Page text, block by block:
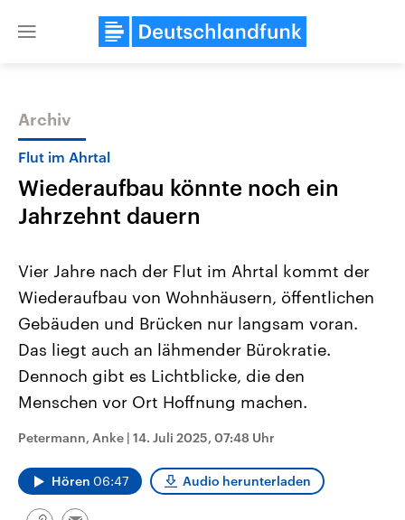
Close
Themen
Landtagswahl Sachsen-Anhalt
2026
Alle Informationen
Sachsen-Anhalt wählt am 6.
September 2026 einen neuen
Landtag. Seit 2021 wird das
Bundesland von einer Koalition aus
Umfragen, Prognosen,
Wahlprogramme, aktuelle Berichte
und Kandidaten der anstehenden
Wahl.
Aktuelle Beiträge,
Hintergründe
Wirtschaftlich und
gehören die Vereinigten
den mächtigsten Ländern
mit großem Einfluss auf
Archiv
Flut im Ahrtal
Wiederaufbau könnte noch ein
Jahrzehnt dauern
Vier Jahre nach der Flut im Ahrtal kommt der
Wiederaufbau von Wohnhäusern, öffentlichen
Gebäuden und Brücken nur langsam voran.
Das liegt auch an lähmender Bürokratie.
Dennoch gibt es Lichtblicke, die den
Menschen vor Ort Hoffnung machen.
Petermann, Anke | 14. Juli 2025, 07:48 Uhr
Hören 06:47 Audio herunterladen